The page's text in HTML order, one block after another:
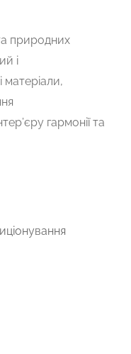
природних
і
матеріали,
гармонії та